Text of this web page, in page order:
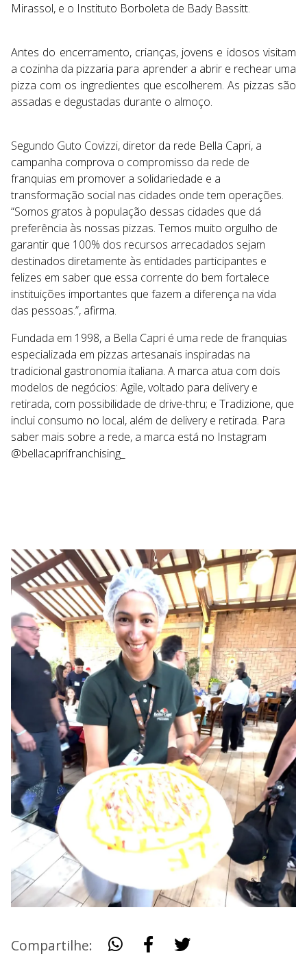
Mirassol, e o Instituto Borboleta de Bady Bassitt.
Antes do encerramento, crianças, jovens e idosos visitam
a cozinha da pizzaria para aprender a abrir e rechear uma
pizza com os ingredientes que escolherem. As pizzas são
assadas e degustadas durante o almoço.
Segundo Guto Covizzi, diretor da rede Bella Capri, a
campanha comprova o compromisso da rede de
franquias em promover a solidariedade e a
transformação social nas cidades onde tem operações.
“Somos gratos à população dessas cidades que dá
preferência às nossas pizzas. Temos muito orgulho de
garantir que 100% dos recursos arrecadados sejam
destinados diretamente às entidades participantes e
felizes em saber que essa corrente do bem fortalece
instituições importantes que fazem a diferença na vida
das pessoas.”, afirma.
Fundada em 1998, a Bella Capri é uma rede de franquias
especializada em pizzas artesanais inspiradas na
tradicional gastronomia italiana. A marca atua com dois
modelos de negócios: Agile, voltado para delivery e
retirada, com possibilidade de drive-thru; e Tradizione, que
inclui consumo no local, além de delivery e retirada. Para
saber mais sobre a rede, a marca está no Instagram
@bellacaprifranchising_
Compartilhe: